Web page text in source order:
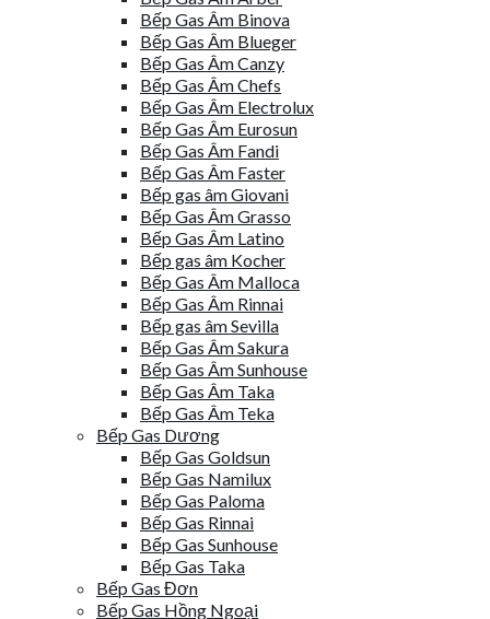
Bếp Gas Âm Binova
Bếp Gas Âm Blueger
Bếp Gas Âm Canzy
Bếp Gas Âm Chefs
Bếp Gas Âm Electrolux
Bếp Gas Âm Eurosun
Bếp Gas Âm Fandi
Bếp Gas Âm Faster
Bếp gas âm Giovani
Bếp Gas Âm Grasso
Bếp Gas Âm Latino
Bếp gas âm Kocher
Bếp Gas Âm Malloca
Bếp Gas Âm Rinnai
Bếp gas âm Sevilla
Bếp Gas Âm Sakura
Bếp Gas Âm Sunhouse
Bếp Gas Âm Taka
Bếp Gas Âm Teka
Bếp Gas Dương
Bếp Gas Goldsun
Bếp Gas Namilux
Bếp Gas Paloma
Bếp Gas Rinnai
Bếp Gas Sunhouse
Bếp Gas Taka
Bếp Gas Đơn
Bếp Gas Hồng Ngoại